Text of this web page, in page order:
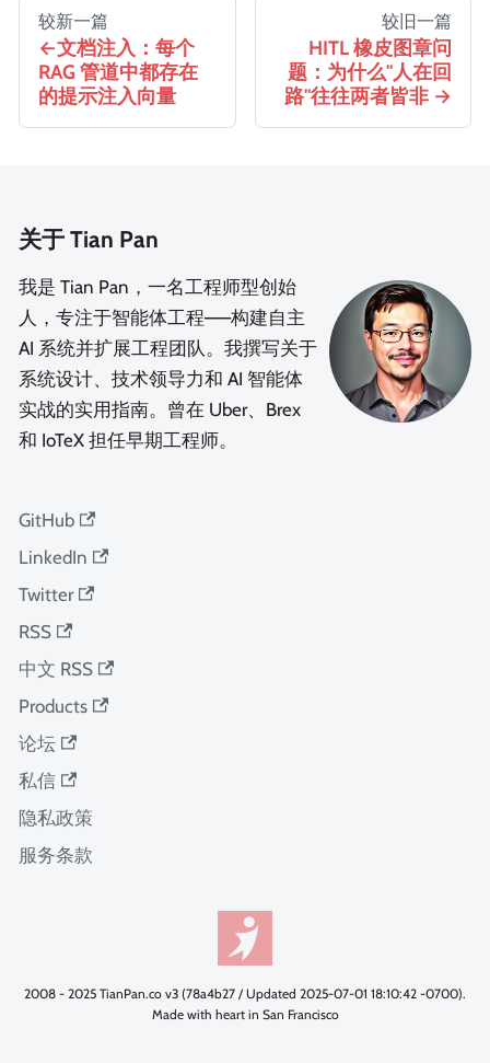
较新一篇
文档注入：每个
RAG 管道中都存在
的提示注入向量
较旧一篇
HITL 橡皮图章问
题：为什么"人在回
路"往往两者皆非
关于 Tian Pan
我是 Tian Pan，一名工程师型创始
人，专注于智能体工程——构建自主
AI 系统并扩展工程团队。我撰写关于
系统设计、技术领导力和 AI 智能体
实战的实用指南。曾在 Uber、Brex
和 IoTeX 担任早期工程师。
GitHub
LinkedIn
Twitter
RSS
中文 RSS
Products
论坛
私信
隐私政策
服务条款
2008 - 2025 TianPan.co v3 (78a4b27 / Updated 2025-07-01 18:10:42 -0700).
Made with heart in San Francisco